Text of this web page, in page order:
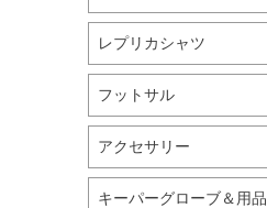
レプリカシャツ
フットサル
アクセサリー
キーパーグローブ＆用品